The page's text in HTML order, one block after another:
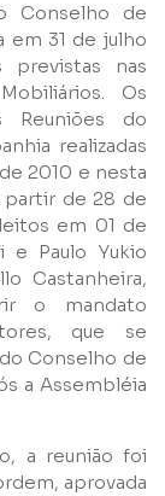
Conselho de
em 31 de julho
nas
Os
Reuniões do
realizadas
2010 e nesta
partir de 28 de
em 01 de
e Paulo Yukio
Castanheira,
o mandato
que se
Conselho de
a Assembléia
a reunião foi
aprovada